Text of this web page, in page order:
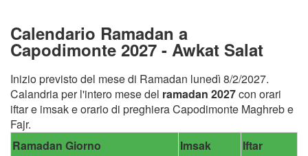
Calendario Ramadan a
Capodimonte 2027 - Awkat Salat
Inizio previsto del mese di Ramadan lunedì 8/2/2027.
Calandria per l'intero mese del ramadan 2027con orari
iftar e imsak e orario di preghiera Capodimonte Maghreb e
Fajr.
Ramadan Giorno
Imsak
Iftar